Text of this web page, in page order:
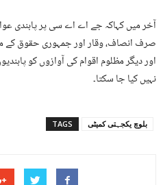
آخر میں کہاکہ جے اے اے سی پر پابندی
صرف انصاف، وقار اور جمہوری حقوق کے
اور دیگر مظلوم اقوام کی آوازوں کو
نہیں کیا جا سکتا۔
TAGS بلوچ یکجہتی کمیٹی